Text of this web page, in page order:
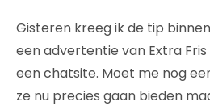
Gisteren kreeg ik de tip
een advertentie van Extra
een chatsite. Moet me nog
ze nu precies gaan bieden